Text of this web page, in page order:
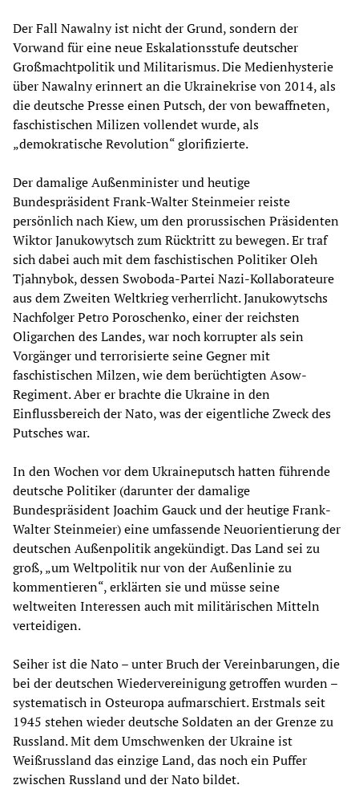
Der Fall Nawalny ist nicht der Grund, sondern der
Vorwand für eine neue Eskalationsstufe deutscher
Großmachtpolitik und Militarismus. Die Medienhysterie
über Nawalny erinnert an die Ukrainekrise von 2014, als
die deutsche Presse einen Putsch, der von bewaffneten,
faschistischen Milizen vollendet wurde, als
„demokratische Revolution“ glorifizierte.
Der damalige Außenminister und heutige
Bundespräsident Frank-Walter Steinmeier reiste
persönlich nach Kiew, um den prorussischen Präsidenten
Wiktor Janukowytsch zum Rücktritt zu bewegen. Er traf
sich dabei auch mit dem faschistischen Politiker Oleh
Tjahnybok, dessen Swoboda-Partei Nazi-Kollaborateure
aus dem Zweiten Weltkrieg verherrlicht. Janukowytschs
Nachfolger Petro Poroschenko, einer der reichsten
Oligarchen des Landes, war noch korrupter als sein
Vorgänger und terrorisierte seine Gegner mit
faschistischen Milzen, wie dem berüchtigten Asow-
Regiment. Aber er brachte die Ukraine in den
Einflussbereich der Nato, was der eigentliche Zweck des
Putsches war.
In den Wochen vor dem Ukraineputsch hatten führende
deutsche Politiker (darunter der damalige
Bundespräsident Joachim Gauck und der heutige Frank-
Walter Steinmeier) eine umfassende Neuorientierung der
deutschen Außenpolitik angekündigt. Das Land sei zu
groß, „um Weltpolitik nur von der Außenlinie zu
kommentieren“, erklärten sie und müsse seine
weltweiten Interessen auch mit militärischen Mitteln
verteidigen.
Seiher ist die Nato – unter Bruch der Vereinbarungen, die
bei der deutschen Wiedervereinigung getroffen wurden –
systematisch in Osteuropa aufmarschiert. Erstmals seit
1945 stehen wieder deutsche Soldaten an der Grenze zu
Russland. Mit dem Umschwenken der Ukraine ist
Weißrussland das einzige Land, das noch ein Puffer
zwischen Russland und der Nato bildet.